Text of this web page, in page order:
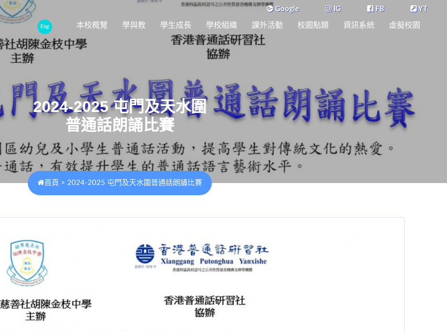
Eng 本校概覽 學與教 學生成長 學校組織 課外活動 校園點題 資訊系統 虛擬校園
Google IG FB YT
2024-2025 屯門及天水圍
普通話朗誦比賽
首頁 > 2024-2025 屯門及天水圍普通話朗誦比賽